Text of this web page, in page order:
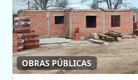
OBRAS PÚBLICAS